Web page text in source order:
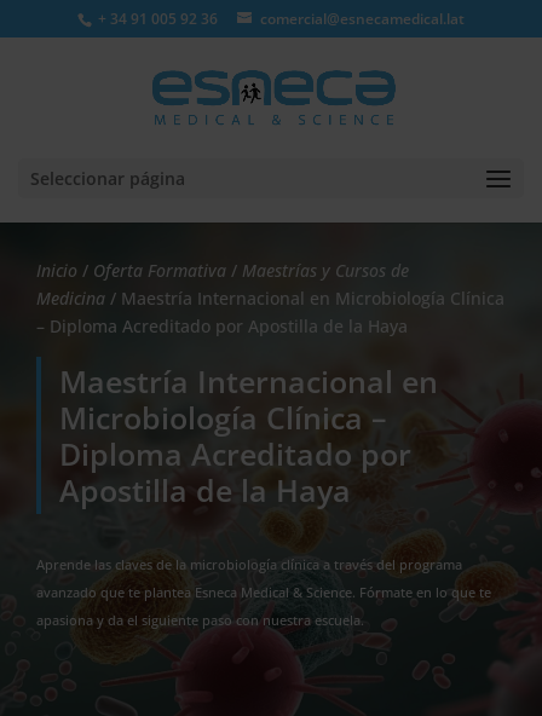
+ 34 91 005 92 36 comercial@esnecamedical.lat
Seleccionar página
Inicio / Oferta Formativa / Maestrías y Cursos de
Medicina / Maestría Internacional en Microbiología Clínica
– Diploma Acreditado por Apostilla de la Haya
Maestría Internacional en
Microbiología Clínica –
Diploma Acreditado por
Apostilla de la Haya
Aprende las claves de la microbiología clínica a través del programa
avanzado que te plantea Esneca Medical & Science. Fórmate en lo que te
apasiona y da el siguiente paso con nuestra escuela.